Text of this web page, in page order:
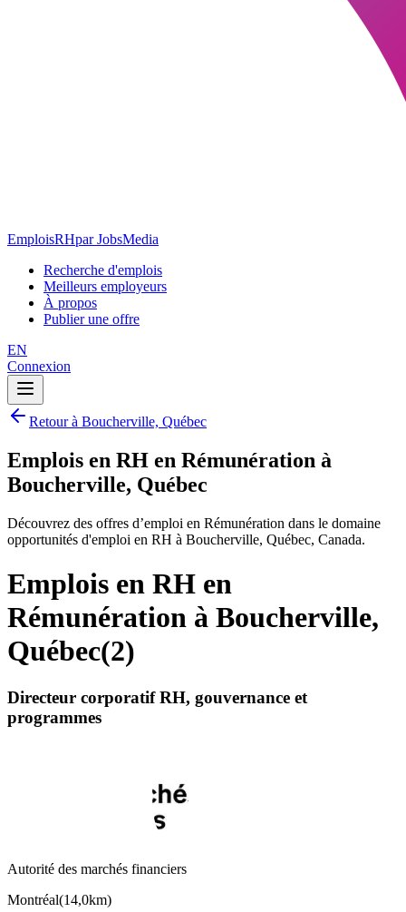
EmploisRHpar JobsMedia
Recherche d'emplois
Meilleurs employeurs
À propos
Publier une offre
EN
Connexion
Retour à Boucherville, Québec
Emplois en RH en Rémunération à
Boucherville, Québec
Découvrez des offres d’emploi en Rémunération dans le domaine
opportunités d'emploi en RH à Boucherville, Québec, Canada.
Emplois en RH en
Rémunération à Boucherville,
Québec(2)
Directeur corporatif RH, gouvernance et
programmes
Autorité des marchés financiers
Montréal(14,0km)